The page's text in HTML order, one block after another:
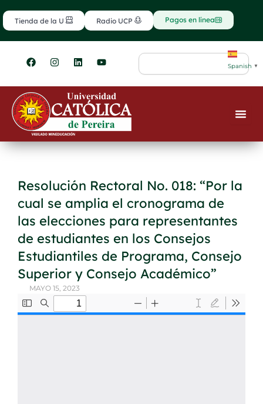
al
contenido
Tienda de la U Radio UCP Pagos en línea
F
a
e
b
o
o
k
I
n
t
g
r
m
L
i
k
e
d
i
n
Y
o
t
u
b
e
Search
Spanish ▼
Resolución Rectoral No. 018: “Por la
cual se amplia el cronograma de
las elecciones para representantes
de estudiantes en los Consejos
Estudiantiles de Programa, Consejo
Superior y Consejo Académico”
MAYO 15, 2023